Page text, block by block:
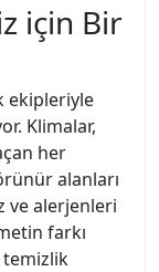
için Bir
ekipleriyle
Klimalar,
her
alanları
ve alerjenleri
farkı
temizlik